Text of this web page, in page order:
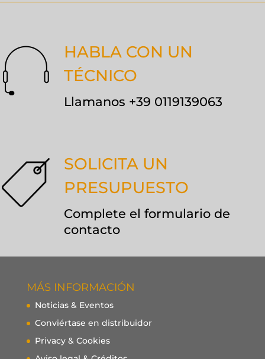
HABLA CON UN
TÉCNICO
Llamanos +39 0119139063
SOLICITA UN
PRESUPUESTO
Complete el formulario de
contacto
MÁS INFORMACIÓN
Noticias & Eventos
Conviértase en distribuidor
Privacy & Cookies